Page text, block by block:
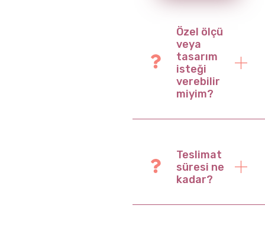
Özel ölçü
veya
tasarım
isteği
verebilir
miyim?
Teslimat
süresi ne
kadar?